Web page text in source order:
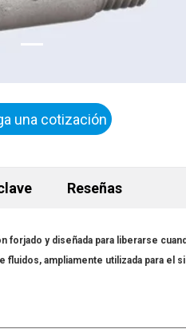
una cotización
Reseñas
forjado y diseñada para liberarse
ampliamente utilizada para el